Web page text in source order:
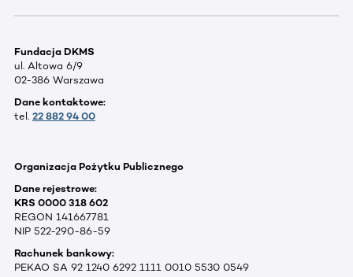
Fundacja DKMS
ul. Altowa 6/9
02-386 Warszawa
Dane kontaktowe:
tel. 22 882 94 00
Organizacja Pożytku Publicznego
Dane rejestrowe:
KRS 0000 318 602
REGON 141667781
NIP 522-290-86-59
Rachunek bankowy:
PEKAO SA 92 1240 6292 1111 0010 5530 0549